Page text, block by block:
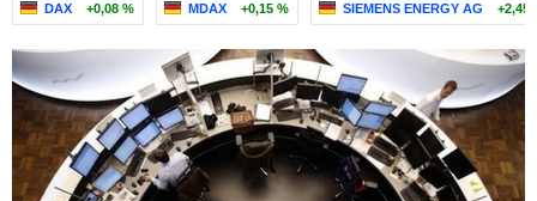
DAX +0,08 % MDAX +0,15 % SIEMENS ENERGY AG +2,45